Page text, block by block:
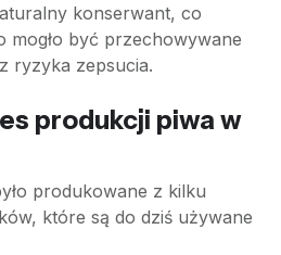
konserwant, co
mogło być przechowywane
ryzyka zepsucia.
produkcji piwa w
produkowane z kilku
które są do dziś używane